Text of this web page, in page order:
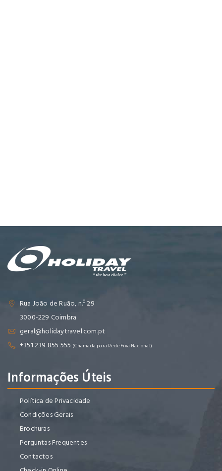
Rua João de Ruão, n.º 29
3000-229 Coimbra
geral@holidaytravel.com.pt
+351 239 855 555 (Chamada para Rede Fixa Nacional)
Informações Úteis
Política de Privacidade
Condições Gerais
Brochuras
Perguntas Frequentes
Contactos